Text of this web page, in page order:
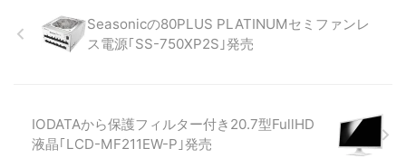
Seasonicの80PLUS PLATINUMセミファンレ
ス電源｢SS-750XP2S｣発売
IODATAから保護フィルター付き20.7型FullHD
液晶｢LCD-MF211EW-P｣発売